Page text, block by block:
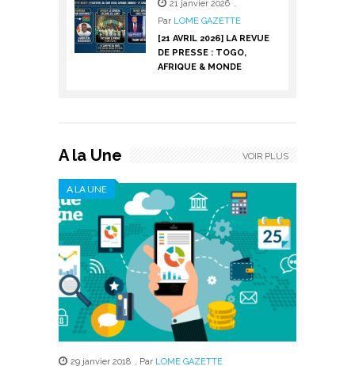
21 janvier 2026 ,
Par LOME GAZETTE
[21 AVRIL 2026] LA REVUE
DE PRESSE : TOGO,
AFRIQUE & MONDE
A la Une
A LA UNE
29 janvier 2018 , Par LOME GAZETTE
VOIR PLUS